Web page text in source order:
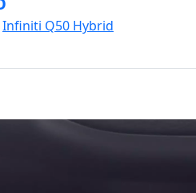
Infiniti Q50 Hybrid